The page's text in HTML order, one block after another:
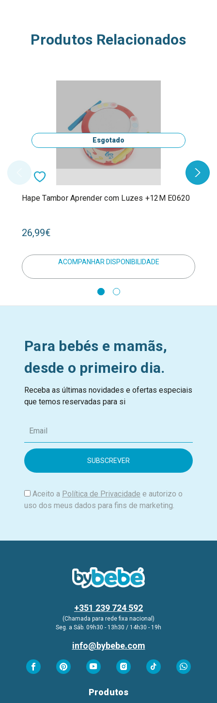
Produtos Relacionados
Esgotado
Hape Tambor Aprender com Luzes +12M E0620
26,99€
ACOMPANHAR DISPONIBILIDADE
Para bebés e mamãs,
desde o primeiro dia.
Receba as últimas novidades e ofertas especiais
que temos reservadas para si
m
i
Aceito a Política de Privacidade e autorizo o
uso dos meus dados para fins de marketing.
+351 239 724 592
(Chamada para rede fixa nacional)
Seg. a Sáb. 09h30 - 13h30 / 14h30 - 19h
info@bybebe.com
Produtos